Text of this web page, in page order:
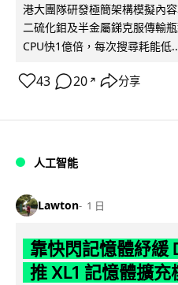
港大團隊研發極簡架構模擬內
二硫化鉬及半金屬銻克服傳輸
CPU快1億倍，每次搜尋耗能低
43 20 ↗ 分享
人工智能
Lawton 1 日
靠快閃記憶體紓緩
推 XL1 記憶體擴充